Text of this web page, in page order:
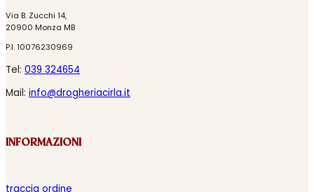
Via B. Zucchi 14,
20900 Monza MB
P.I. 10076230969
Tel: 039 324654
Mail: info@drogheriacirla.it
INFORMAZIONI
traccia ordine